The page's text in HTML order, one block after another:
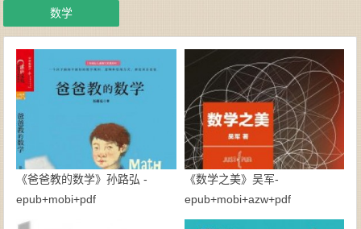
数学
《爸爸教的数学》孙路弘 -
epub+mobi+pdf
《数学之美》吴军-
epub+mobi+azw+pdf